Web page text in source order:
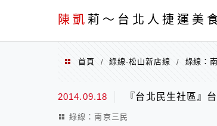
陳凱 莉～台北人捷運美
menu
首頁 / 綠線-松山新店線 / 綠線：
2014.09.18 『台北民生社區』
綠線：南京三民